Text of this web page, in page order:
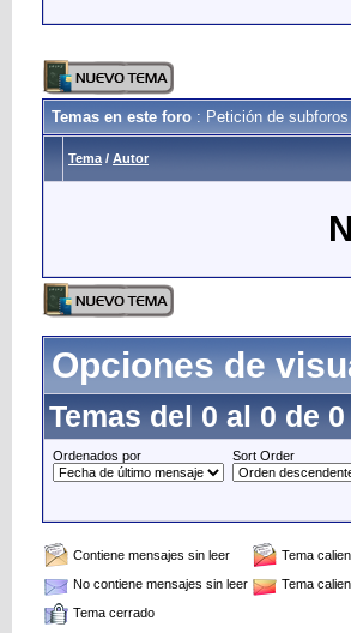
Temas en este foro : Petición de subforos
Tema / Autor
Opciones de
Temas del 0 al 0 de 0
Ordenados por Sort Order
Contiene mensajes sin leer
Tema
No contiene mensajes sin leer
Tema
Tema cerrado